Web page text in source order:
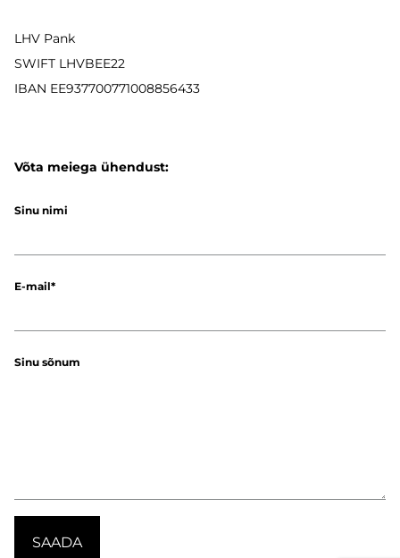
LHV Pank
SWIFT LHVBEE22
IBAN EE937700771008856433
Võta meiega ühendust:
Sinu nimi
E-mail
Sinu sõnum